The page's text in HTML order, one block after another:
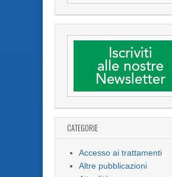
CATEGORIE
Accesso ai trattamenti
Altre pubblicazioni